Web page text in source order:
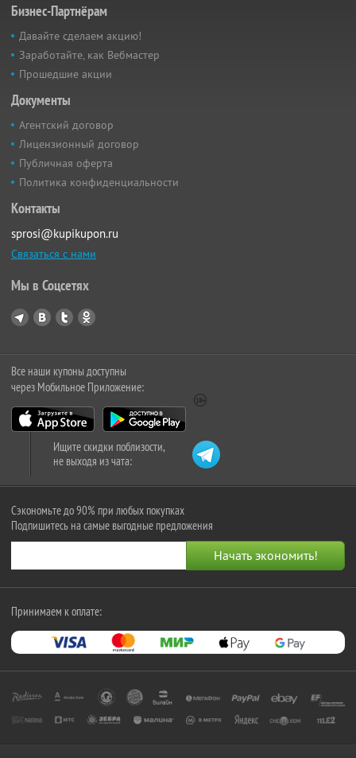
Бизнес-Партнёрам
Давайте сделаем акцию!
Заработайте, как Вебмастер
Прошедшие акции
Документы
Агентский договор
Лицензионный договор
Публичная оферта
Политика конфиденциальности
Контакты
sprosi@kupikupon.ru
Связаться с нами
Мы в Соцсетях
Все наши купоны доступны
через Мобильное Приложение:
Ищите скидки поблизости,
не выходя из чата:
Сэкономьте до 90% при любых покупках
Подпишитесь на самые выгодные предложения
Принимаем к оплате: